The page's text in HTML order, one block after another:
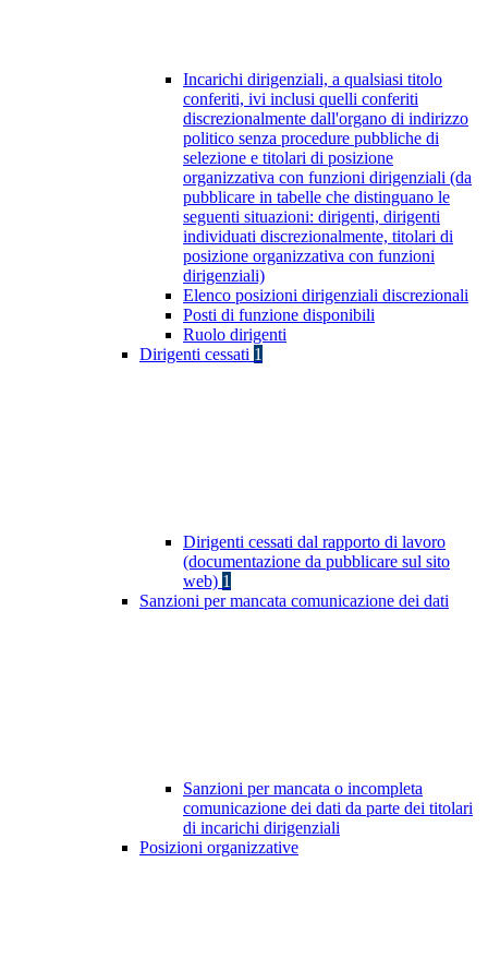
Incarichi dirigenziali, a qualsiasi titolo
conferiti, ivi inclusi quelli conferiti
discrezionalmente dall'organo di indirizzo
politico senza procedure pubbliche di
selezione e titolari di posizione
organizzativa con funzioni dirigenziali (da
pubblicare in tabelle che distinguano le
seguenti situazioni: dirigenti, dirigenti
individuati discrezionalmente, titolari di
posizione organizzativa con funzioni
dirigenziali)
Elenco posizioni dirigenziali discrezionali
Posti di funzione disponibili
Ruolo dirigenti
Dirigenti cessati 1
Dirigenti cessati dal rapporto di lavoro
(documentazione da pubblicare sul sito
web) 1
Sanzioni per mancata comunicazione dei dati
Sanzioni per mancata o incompleta
comunicazione dei dati da parte dei titolari
di incarichi dirigenziali
Posizioni organizzative